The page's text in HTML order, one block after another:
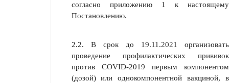
согласно приложению 1 к настоящему
Постановлению.
2.2. В срок до 19.11.2021 организовать
проведение профилактических прививок
против COVID-2019 первым компонентом
(дозой) или однокомпонентной вакциной, в